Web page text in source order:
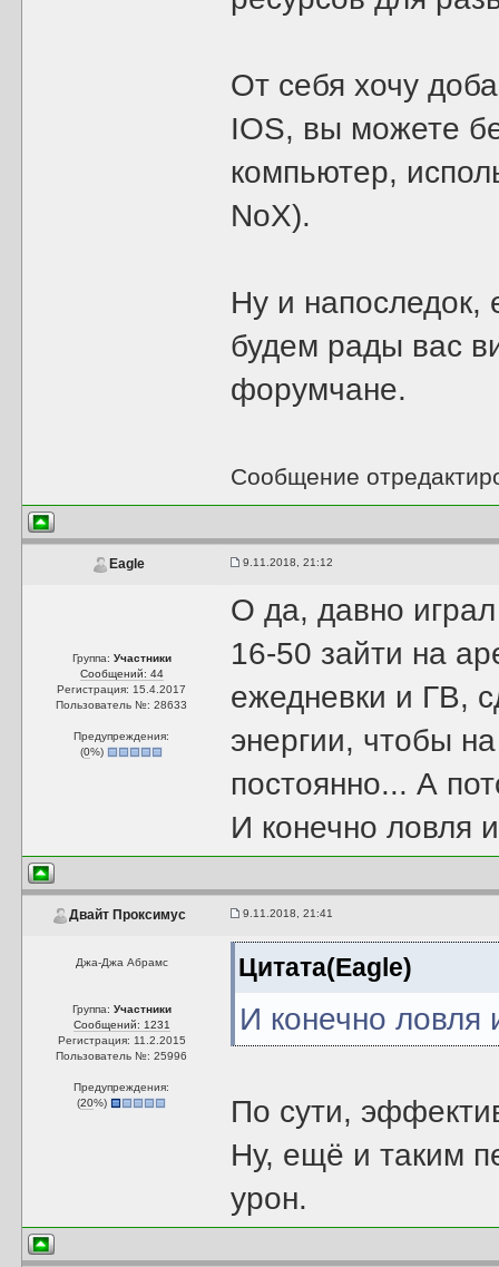
От себя хочу
IOS, вы можете
компьютер,
NoX).
Ну и напоследок,
будем рады вас
форумчане.
Сообщение
Eagle 9.11.2018, 21:12
Группа: Участники
Сообщений: 44
Регистрация: 15.4.2017
Пользователь №: 28633
Предупреждения:
(0%)
О да, давно
16-50 зайти на
ежедневки и ГВ,
энергии, чтобы
постоянно... А
И конечно ловля
Двайт Проксимус 9.11.2018, 21:41
Джа-Джа Абрамс
Группа: Участники
Сообщений: 1231
Регистрация: 11.2.2015
Пользователь №: 25996
Предупреждения:
(20%)
Цитата(Eagle)
И конечно ловля
По сути,
Ну, ещё и таким
урон.